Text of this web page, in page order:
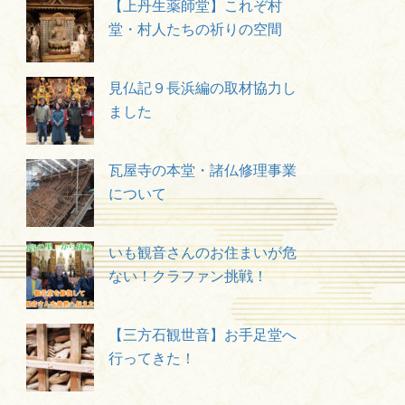
【上丹生薬師堂】これぞ村
堂・村人たちの祈りの空間
見仏記９長浜編の取材協力し
ました
瓦屋寺の本堂・諸仏修理事業
について
いも観音さんのお住まいが危
ない！クラファン挑戦！
【三方石観世音】お手足堂へ
行ってきた！